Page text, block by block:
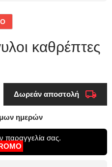
καθρέπτες
Δωρεάν αποστολή
ημερών
παραγγελία σας.